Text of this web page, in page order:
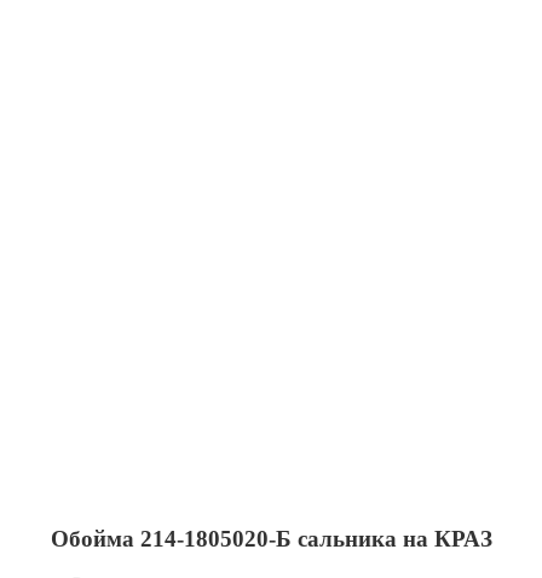
Обойма 214-1805020-Б сальника на КРАЗ